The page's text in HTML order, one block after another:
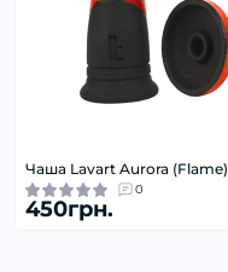
Чаша Lavart Aurora (Flame)
0
450грн.